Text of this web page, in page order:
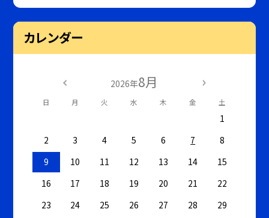
カレンダー
2026年8月
日 月 火 水 木 金 土
1
2
3 4 5 6 7
8
9
10 11 12 13 14
15
16
17 18 19 20 21
22
23
24 25 26 27 28
29